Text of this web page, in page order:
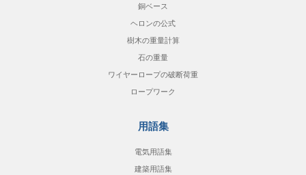
銅ベース
ヘロンの公式
樹木の重量計算
石の重量
ワイヤーロープの破断荷重
ロープワーク
用語集
電気用語集
建築用語集